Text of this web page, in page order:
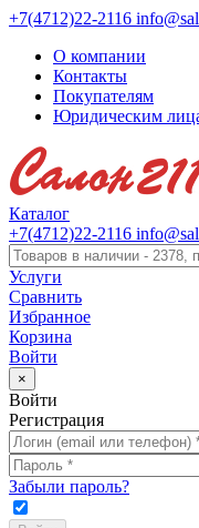
+7(4712)22-2116
О компании
Контакты
Покупателям
Юридическим
Каталог
+7(4712)22-2116
Услуги
Сравнить
Избранное
Корзина
Войти
×
Войти
Регистрация
Забыли пароль?